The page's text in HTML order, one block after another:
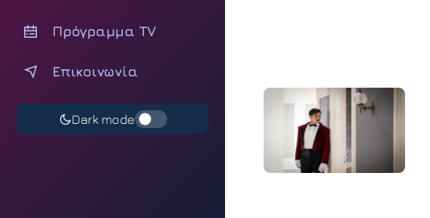
Πρόγραμμα TV
Επικοινωνία
Dark mode